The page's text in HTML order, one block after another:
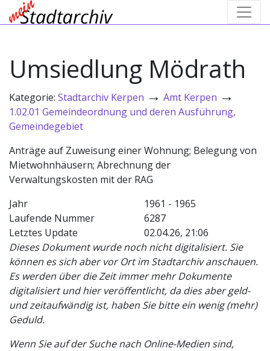
Umsiedlung Mödrath
Kategorie: Stadtarchiv Kerpen → Amt Kerpen →
1.02.01 Gemeindeordnung und deren Ausführung,
Gemeindegebiet
Anträge auf Zuweisung einer Wohnung; Belegung von
Mietwohnhäusern; Abrechnung der
Verwaltungskosten mit der RAG
Jahr
1961 - 1965
Laufende Nummer
6287
Letztes Update
02.04.26, 21:06
Dieses Dokument wurde noch nicht digitalisiert. Sie
können es sich aber vor Ort im Stadtarchiv anschauen.
Es werden über die Zeit immer mehr Dokumente
digitalisiert und hier veröffentlicht, da dies aber geld-
und zeitaufwändig ist, haben Sie bitte ein wenig (mehr)
Geduld.
Wenn Sie auf der Suche nach Online-Medien sind,